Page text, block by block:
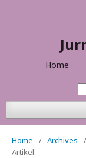
Home
Home / Archives /
Artikel